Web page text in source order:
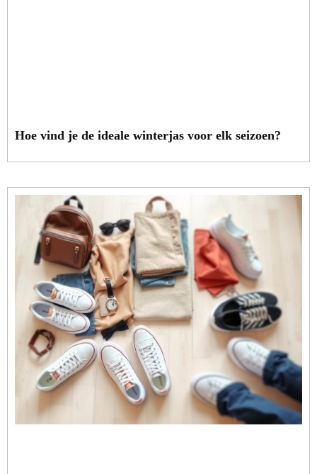
Hoe vind je de ideale winterjas voor elk seizoen?